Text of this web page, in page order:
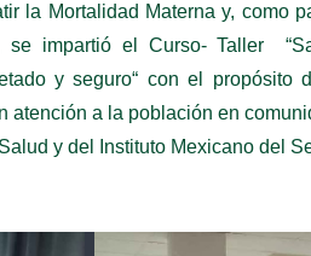
la Mortalidad Materna y, como
impartió el Curso- Taller
y seguro“ con el propósito
atención a la población en
y del Instituto Mexicano del